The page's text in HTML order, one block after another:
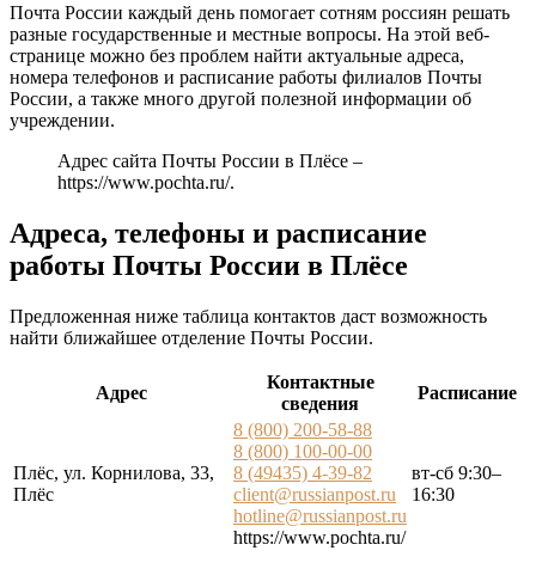
Почта России каждый день помогает сотням россиян решать
разные государственные и местные вопросы. На этой веб-
странице можно без проблем найти актуальные адреса,
номера телефонов и расписание работы филиалов Почты
России, а также много другой полезной информации об
учреждении.
Адрес сайта Почты России в Плёсе –
https://www.pochta.ru/.
Адреса, телефоны и расписание
работы Почты России в Плёсе
Предложенная ниже таблица контактов даст возможность
найти ближайшее отделение Почты России.
Адрес
Контактные
сведения
Расписание
Плёс, ул. Корнилова, 33,
Плёс
8 (800) 200-58-88
8 (800) 100-00-00
8 (49435) 4-39-82
client@russianpost.ru
hotline@russianpost.ru
https://www.pochta.ru/
вт-сб 9:30–
16:30